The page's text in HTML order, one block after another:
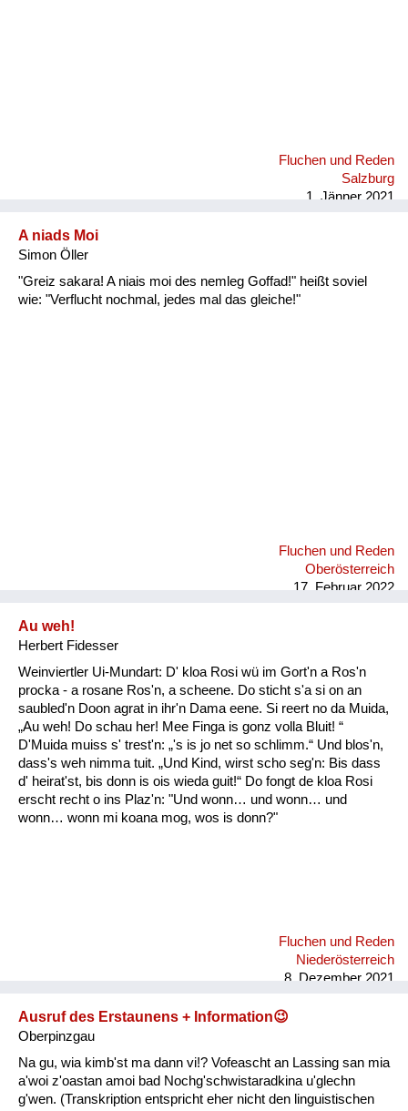
Fluchen und Reden
Salzburg
1. Jänner 2021
A niads Moi
Simon Öller
"Greiz sakara! A niais moi des nemleg Goffad!" heißt soviel
wie: "Verflucht nochmal, jedes mal das gleiche!"
Fluchen und Reden
Oberösterreich
17. Februar 2022
Au weh!
Herbert Fidesser
Weinviertler Ui-Mundart: D' kloa Rosi wü im Gort'n a Ros'n
procka - a rosane Ros'n, a scheene. Do sticht s'a si on an
saubled'n Doon agrat in ihr'n Dama eene. Si reert no da Muida,
„Au weh! Do schau her! Mee Finga is gonz volla Bluit! “
D'Muida muiss s' trest'n: „'s is jo net so schlimm.“ Und blos'n,
dass's weh nimma tuit. „Und Kind, wirst scho seg'n: Bis dass
d' heirat'st, bis donn is ois wieda guit!“ Do fongt de kloa Rosi
erscht recht o ins Plaz'n: "Und wonn… und wonn… und
wonn… wonn mi koana mog, wos is donn?"
Fluchen und Reden
Niederösterreich
8. Dezember 2021
Ausruf des Erstaunens + Information😉
Oberpinzgau
Na gu, wia kimb'st ma dann vi!? Vofeascht an Lassing san mia
a'woi z'oastan amoi bad Nochg'schwistaradkina u'glechn
g'wen. (Transkription entspricht eher nicht den linguistischen